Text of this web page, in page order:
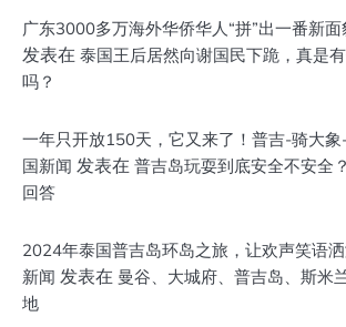
广东3000多万海外华侨华人“拼”出一番新
发表在 泰国王后居然向谢国民下跪，真是
吗？
一年只开放150天，它又来了！普吉-骑大
国新闻 发表在 普吉岛玩耍到底安全不安全
回答
2024年泰国普吉岛环岛之旅，让欢声笑语
新闻 发表在 曼谷、大城府、普吉岛、斯米
地